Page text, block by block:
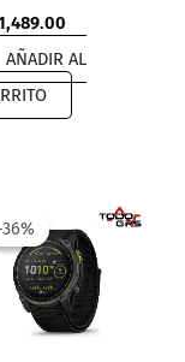
price
is:
$11,489.00.
AÑADIR AL